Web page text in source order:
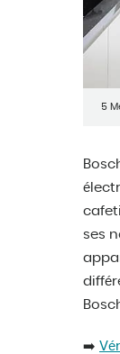
5
ses
➡️